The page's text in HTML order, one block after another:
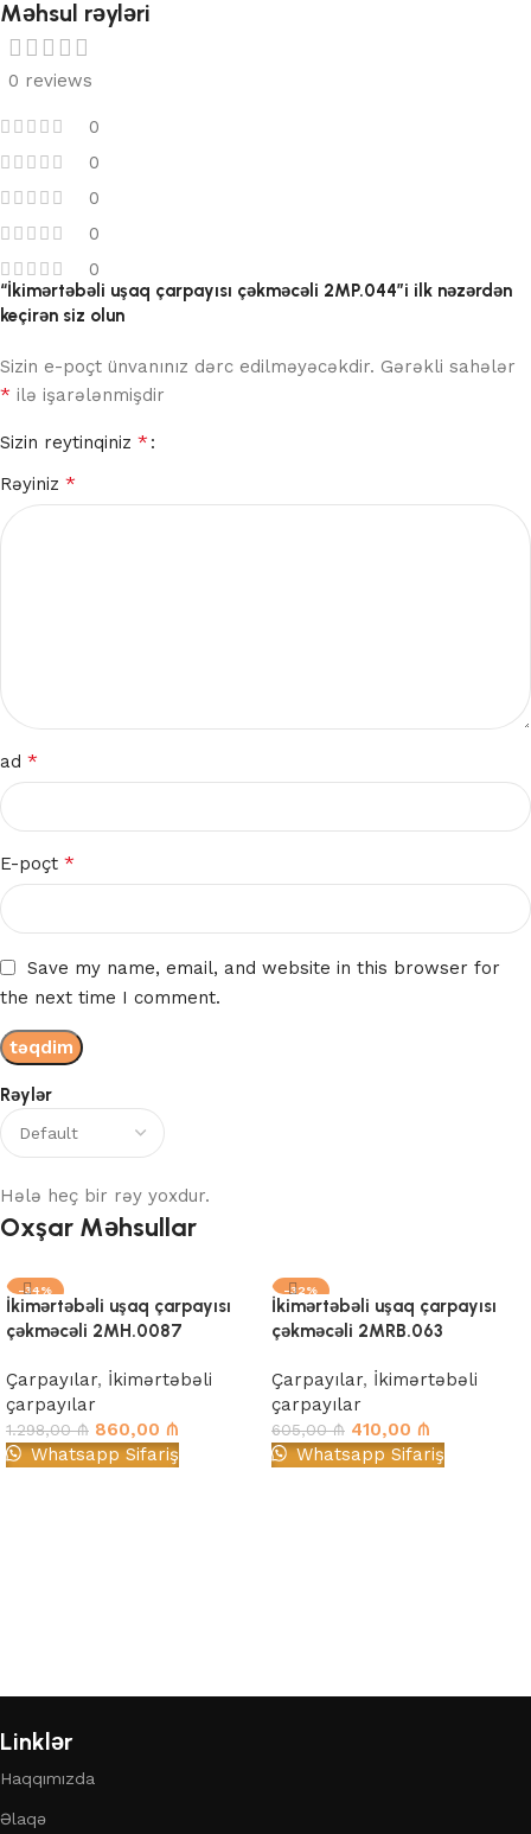
Məhsul rəyləri
0 reviews
0
0
0
0
0
Rəylər
Hələ heç bir rəy yoxdur.
“İkimərtəbəli uşaq çarpayısı çəkməcəli 2MP.044”i ilk nəzərdən
keçirən siz olun
Sizin e-poçt ünvanınız dərc edilməyəcəkdir. Gərəkli sahələr
* ilə işarələnmişdir
Sizin reytinqiniz *
Rəyiniz *
ad *
E-poçt *
Save my name, email, and website in this browser for
the next time I comment.
Oxşar Məhsullar
-34%
İkimərtəbəli uşaq çarpayısı
çəkməcəli 2MH.0087
Çarpayılar, İkimərtəbəli
çarpayılar
1.298,00₼ 860,00 ₼
Whatsapp Sifariş
-32%
İkimərtəbəli uşaq çarpayısı
çəkməcəli 2MRB.063
Çarpayılar, İkimərtəbəli
çarpayılar
605,00₼ 410,00 ₼
Whatsapp Sifariş
Linklər
Haqqımızda
Əlaqə